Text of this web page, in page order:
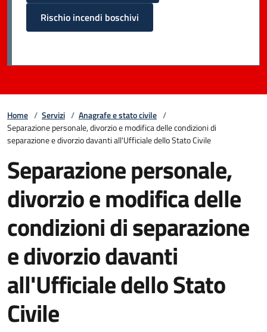
Rischio incendi boschivi
Home / Servizi / Anagrafe e stato civile /
Separazione personale, divorzio e modifica delle condizioni di
separazione e divorzio davanti all'Ufficiale dello Stato Civile
Separazione personale,
divorzio e modifica delle
condizioni di separazione
e divorzio davanti
all'Ufficiale dello Stato
Civile